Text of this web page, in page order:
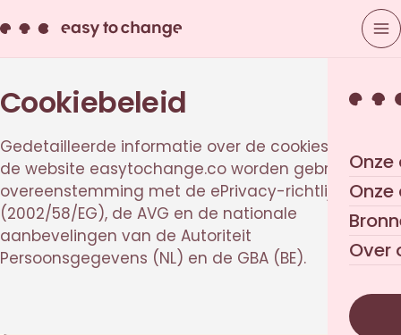
Over
Cookiebeleid
Gedetailleerde informatie over de cookies die op
de website easytochange.co worden gebruikt, in
overeenstemming met de ePrivacy-richtlijn
(2002/58/EG), de AVG en de nationale
aanbevelingen van de Autoriteit
Persoonsgegevens (NL) en de GBA (BE).